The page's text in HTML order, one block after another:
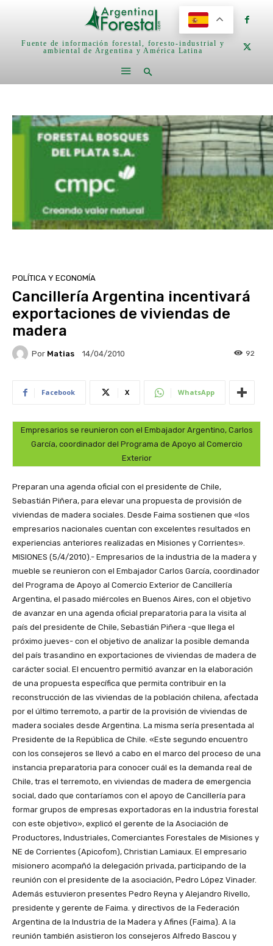
Fuente de información forestal, foresto-industrial y
ambiental de Argentina y América Latina
POLÍTICA Y ECONOMÍA
Cancillería Argentina incentivará
exportaciones de viviendas de
madera
Por Matias 14/04/2010 92
Facebook X WhatsApp
Empresarios se reunieron con el Embajador Argentino, Carlos
García, coordinador del Programa de Apoyo al Comercio
Exterior
Preparan una agenda oficial con el presidente de Chile,
Sebastián Piñera, para elevar una propuesta de provisión de
viviendas de madera sociales. Desde Faima sostienen que «los
empresarios nacionales cuentan con excelentes resultados en
experiencias anteriores realizadas en Misiones y Corrientes».
MISIONES (5/4/2010).- Empresarios de la industria de la madera y
mueble se reunieron con el Embajador Carlos García, coordinador
del Programa de Apoyo al Comercio Exterior de Cancillería
Argentina, el pasado miércoles en Buenos Aires, con el objetivo
de avanzar en una agenda oficial preparatoria para la visita al
país del presidente de Chile, Sebastián Piñera -que llega el
próximo jueves- con el objetivo de analizar la posible demanda
del país trasandino en exportaciones de viviendas de madera de
carácter social. El encuentro permitió avanzar en la elaboración
de una propuesta específica que permita contribuir en la
reconstrucción de las viviendas de la población chilena, afectada
por el último terremoto, a partir de la provisión de viviendas de
madera sociales desde Argentina. La misma sería presentada al
Presidente de la República de Chile. «Este segundo encuentro
con los consejeros se llevó a cabo en el marco del proceso de una
instancia preparatoria para conocer cuál es la demanda real de
Chile, tras el terremoto, en viviendas de madera de emergencia
social, dado que contaríamos con el apoyo de Cancillería para
formar grupos de empresas exportadoras en la industria forestal
con este objetivo», explicó el gerente de la Asociación de
Productores, Industriales, Comerciantes Forestales de Misiones y
NE de Corrientes (Apicofom), Christian Lamiaux. El empresario
misionero acompañó la delegación privada, participando de la
reunión con el presidente de la asociación, Pedro López Vinader.
Además estuvieron presentes Pedro Reyna y Alejandro Rivello,
presidente y gerente de Faima. y directivos de la Federación
Argentina de la Industria de la Madera y Afines (Faima). A la
reunión también asistieron los consejeros Alfredo Bascou y